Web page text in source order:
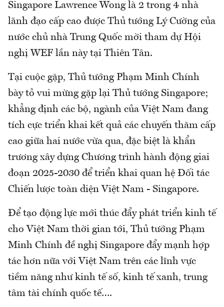
Singapore Lawrence Wong là 2 trong 4 nhà
lãnh đạo cấp cao được Thủ tướng Lý Cường của
nước chủ nhà Trung Quốc mời tham dự Hội
nghị WEF lần này tại Thiên Tân.
Tại cuộc gặp, Thủ tướng Phạm Minh Chính
bày tỏ vui mừng gặp lại Thủ tướng Singapore;
khẳng định các bộ, ngành của Việt Nam đang
tích cực triển khai kết quả các chuyến thăm cấp
cao giữa hai nước vừa qua, đặc biệt là khẩn
trương xây dựng Chương trình hành động giai
đoạn 2025-2030 để triển khai quan hệ Đối tác
Chiến lược toàn diện Việt Nam - Singapore.
Để tạo động lực mới thúc đẩy phát triển kinh tế
cho Việt Nam thời gian tới, Thủ tướng Phạm
Minh Chính đề nghị Singapore đẩy mạnh hợp
tác hơn nữa với Việt Nam trên các lĩnh vực
tiềm năng như kinh tế số, kinh tế xanh, trung
tâm tài chính quốc tế….